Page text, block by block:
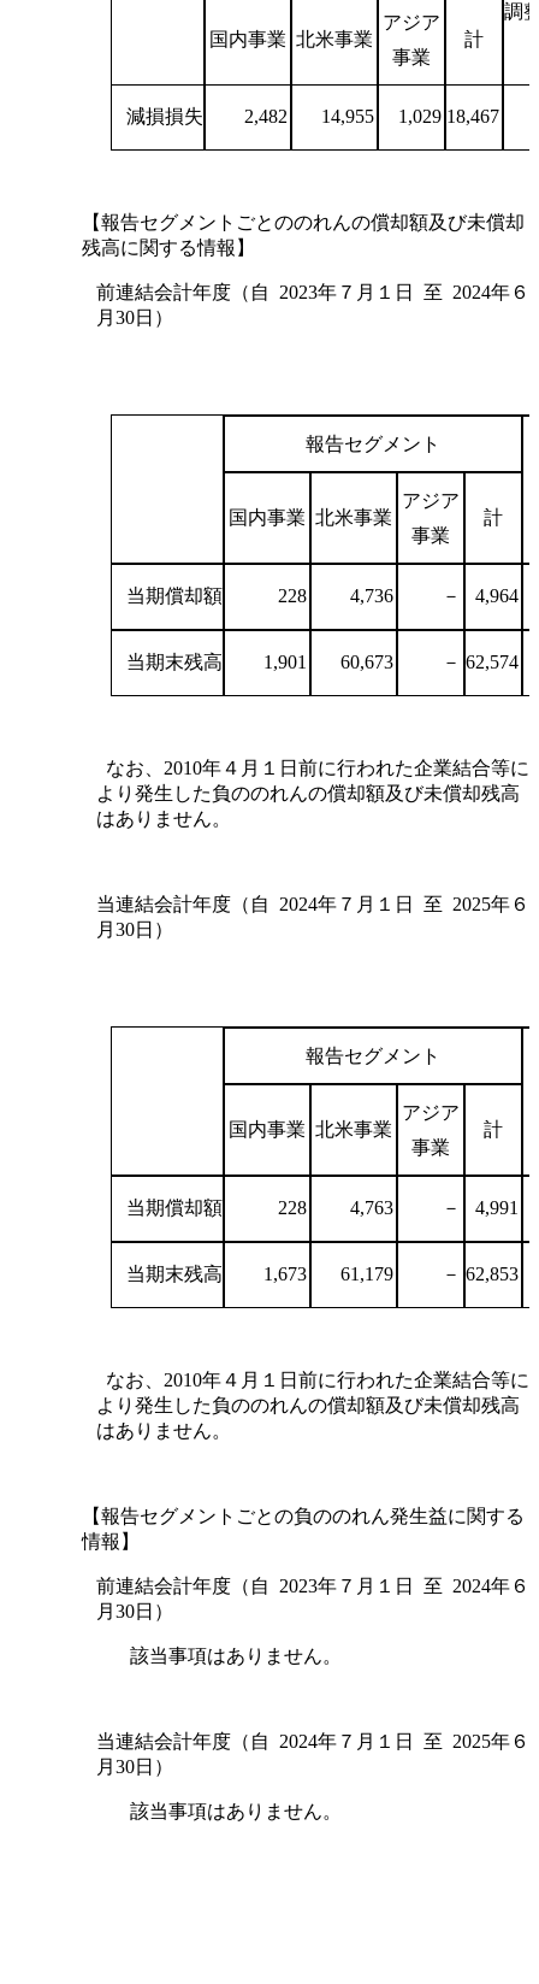
調
国内事業 北米事業
アジア
事業
計
減損損失 2,482 14,955 1,029 18,467
【報告セグメントごとののれんの償却額及び未償却
残高に関する情報】
前連結会計年度（自 2023年７月１日 至 2024年６
月30日）
報告セグメント
国内事業 北米事業
アジア
事業
計
当期償却額 228 4,736 － 4,964
当期末残高 1,901 60,673 － 62,574
なお、2010年４月１日前に行われた企業結合等に
より発生した負ののれんの償却額及び未償却残高
はありません。
当連結会計年度（自 2024年７月１日 至 2025年６
月30日）
報告セグメント
国内事業 北米事業
アジア
事業
計
当期償却額 228 4,763 － 4,991
当期末残高 1,673 61,179 － 62,853
なお、2010年４月１日前に行われた企業結合等に
より発生した負ののれんの償却額及び未償却残高
はありません。
【報告セグメントごとの負ののれん発生益に関する
情報】
前連結会計年度（自 2023年７月１日 至 2024年６
月30日）
該当事項はありません。
当連結会計年度（自 2024年７月１日 至 2025年６
月30日）
該当事項はありません。